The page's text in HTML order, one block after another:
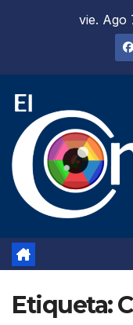
vie. Ago
Etiqueta: